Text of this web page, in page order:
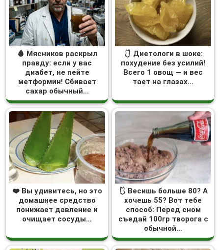
🩸 Мясников раскрыл
правду: если у вас
диабет, не пейте
метформин! Сбивает
сахар обычный...
🩱 Диетологи в шоке:
похудение без усилий!
Всего 1 овощ — и вес
тает на глазах…
❤️ Вы удивитесь, но это
домашнее средство
понижает давление и
очищает сосуды...
🩱 Весишь больше 80? А
хочешь 55? Вот тебе
способ: Перед сном
съедай 100гр творога с
обычной...